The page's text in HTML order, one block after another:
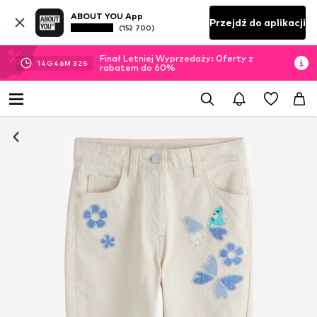
ABOUT YOU App
(152 700) Przejdź do aplikacji
14 G 46M 31 S
Finał Letniej Wyprzedaży: Oferty z
rabatem do 60%